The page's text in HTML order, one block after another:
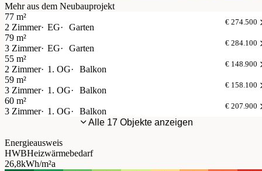
Mehr aus dem Neubauprojekt
77 m²
2 Zimmer
EG Garten
€ 274.500
79 m²
3 Zimmer
EG Garten
€ 284.100
55 m²
2 Zimmer
1. OG Balkon
€ 148.900
59 m²
3 Zimmer
1. OG Balkon
€ 158.100
60 m²
3 Zimmer
1. OG Balkon
€ 207.900
Alle 17 Objekte anzeigen
Energieausweis
HWBHeizwärmebedarf
26,8kWh/m²a